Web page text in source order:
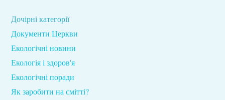
Дочірні категорії
Документи Церкви
Екологічні новини
Екологія і здоров'я
Екологічні поради
Як заробити на смітті?